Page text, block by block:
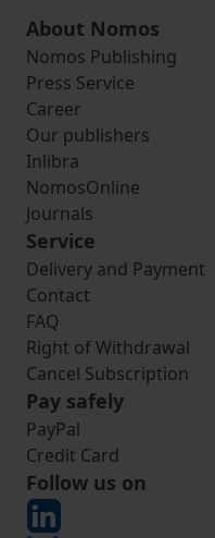
About Nomos
Nomos Publishing
Press Service
Career
Our publishers
Inlibra
NomosOnline
Journals
Service
Delivery and Payment
Contact
FAQ
Right of Withdrawal
Cancel Subscription
Pay safely
PayPal
Credit Card
Follow us on